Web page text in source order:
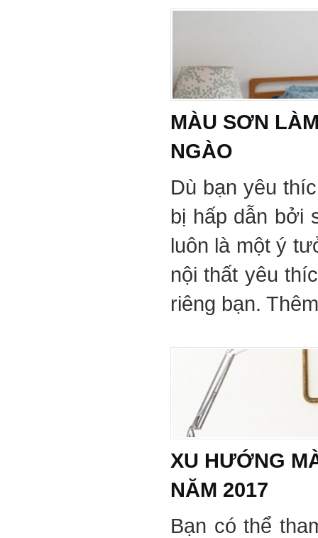
MÀU SƠN
NGÀO
Dù bạn yêu
bị hấp dẫn bởi
luôn là một ý
nội thất yêu
riêng bạn.
XU HƯỚNG
NĂM 2017
Bạn có thể